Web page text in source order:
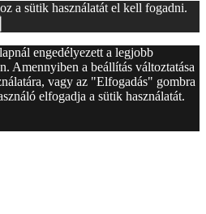
a sütik használatát el kell fogadni.
engedélyezett a legjobb
Amennyiben a beállítás változtatása
vagy az "Elfogadás" gombra
elfogadja a sütik használatát.